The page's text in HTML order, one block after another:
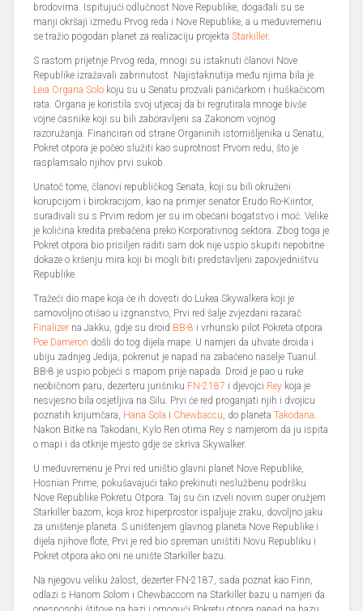
brodovima. Ispitujući odlučnost Nove Republike, događali su se
manji okršaji između Prvog reda i Nove Republike, a u međuvremenu
se tražio pogodan planet za realizaciju projektaStarkiller.
S rastom prijetnje Prvog reda, mnogi su istaknuti članovi Nove
Republike izražavali zabrinutost. Najistaknutija među njima bila je
Leia Organa Solo koju su u Senatu prozvali paničarkom i huškačicom
rata. Organa je koristila svoj utjecaj da bi regrutirala mnoge bivše
vojne časnike koji su bili zaboravljeni sa Zakonom vojnog
razoružanja. Financiran od strane Organinih istomišljenika u Senatu,
Pokret otpora je počeo služiti kao suprotnost Prvom redu, što je
rasplamsalo njihov prvi sukob.
Unatoč tome, članovi republičkog Senata, koji su bili okruženi
korupcijom i birokracijom, kao na primjer senator Erudo Ro-Kiintor,
surađivali su s Prvim redom jer su im obećani bogatstvo i moć. Velike
je količina kredita prebačena preko Korporativnog sektora. Zbog toga je
Pokret otpora bio prisiljen raditi sam dok nije uspio skupiti nepobitne
dokaze o kršenju mira koji bi mogli biti predstavljeni zapovjedništvu
Republike.
Tražeći dio mape koja će ih dovesti do Lukea Skywalkera koji je
samovoljno otišao u izgnanstvo, Prvi red šalje zvjezdani razarač
Finalizer na Jakku, gdje su droid BB-8 i vrhunski pilot Pokreta otpora
Poe Dameron došli do tog dijela mape. U namjeri da uhvate droida i
ubiju zadnjeg Jedija, pokrenut je napad na zabačeno naselje Tuanul.
BB-8 je uspio pobjeći s mapom prije napada. Droid je pao u ruke
neobičnom paru, dezerteru jurišniku FN-2187 i djevojci Rey koja je
nesvjesno bila osjetljiva na Silu. Prvi će red proganjati njih i dvojicu
poznatih krijumčara, Hana Sola i Chewbaccu, do planetaTakodana.
Nakon Bitke na Takodani, Kylo Ren otima Rey s namjerom da ju ispita
o mapi i da otkrije mjesto gdje se skriva Skywalker.
U međuvremenu je Prvi red uništio glavni planet Nove Republike,
Hosnian Prime, pokušavajući tako prekinuti neslužbenu podršku
Nove Republike Pokretu Otpora. Taj su čin izveli novim super oružjem
Starkiller bazom, koja kroz hiperprostor ispaljuje zraku, dovoljno jaku
za uništenje planeta. S uništenjem glavnog planeta Nove Republike i
dijela njihove flote, Prvi je red bio spreman uništiti Novu Republiku i
Pokret otpora ako oni ne unište Starkiller bazu.
Na njegovu veliku žalost, dezerter FN-2187, sada poznat kao Finn,
odlazi s Hanom Solom i Chewbaccom na Starkiller bazu u namjeri da